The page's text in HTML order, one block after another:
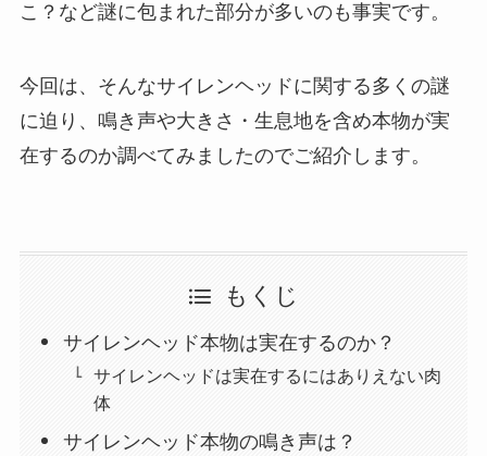
こ？など謎に包まれた部分が多いのも事実です。
今回は、そんなサイレンヘッドに関する多くの謎
に迫り、鳴き声や大きさ・生息地を含め本物が実
在するのか調べてみましたのでご紹介します。
もくじ
サイレンヘッド本物は実在するのか？
サイレンヘッドは実在するにはありえない肉
体
サイレンヘッド本物の鳴き声は？